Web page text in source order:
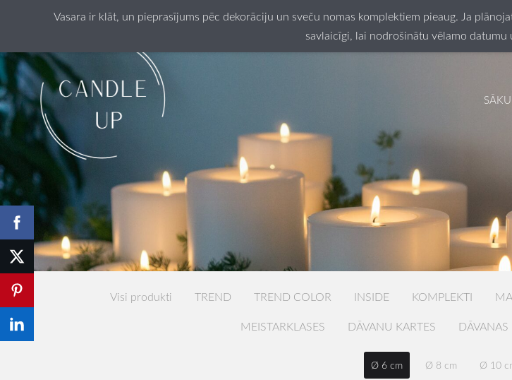
Vasara ir klāt, un pieprasījums pēc dekorāciju un sveču nomas komplektiem pieaug. Ja
savlaicīgi, lai nodrošinātu vēlamo
Visi produkti TREND TREND COLOR INSIDE KOMPLEKTI
MEISTARKLASES
DĀVANU KARTES DĀVANAS
Ø 6 cm Ø 8 cm Ø 10